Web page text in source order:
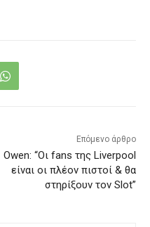
Επόμενο άρθρο
Owen: “Οι fans της Liverpool
είναι οι πλέον πιστοί & θα
στηρίξουν τον Slot”